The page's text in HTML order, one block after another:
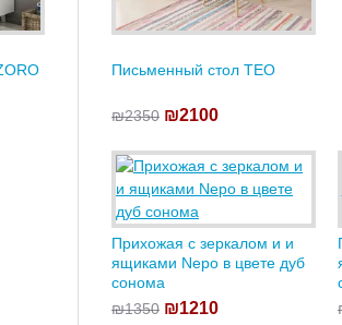
Письменный стол TEO
₪2350 ₪2100
Прихожая с зеркалом и и
ящиками Nepo в цвете дуб
сонома
₪1350 ₪1210